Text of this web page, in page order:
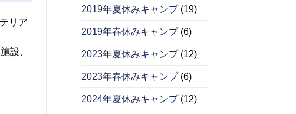
リア
設、
2019年夏休みキャンプ(19)
2019年春休みキャンプ(6)
2023年夏休みキャンプ(12)
2023年春休みキャンプ(6)
2024年夏休みキャンプ(12)